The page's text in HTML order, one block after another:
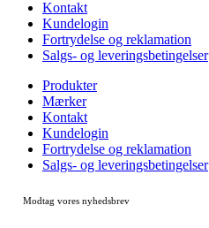
Kontakt
Kundelogin
Fortrydelse og reklamation
Salgs- og leveringsbetingelser
Produkter
Mærker
Kontakt
Kundelogin
Fortrydelse og reklamation
Salgs- og leveringsbetingelser
Modtag vores nyhedsbrev